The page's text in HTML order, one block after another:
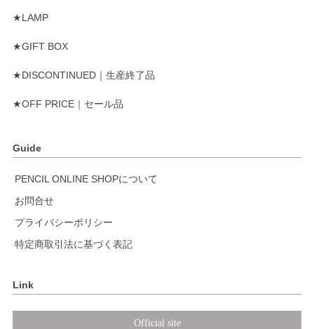
★LAMP
★GIFT BOX
★DISCONTINUED｜生産終了品
★OFF PRICE｜セール品
Guide
PENCIL ONLINE SHOPについて
お問合せ
プライバシーポリシー
特定商取引法に基づく表記
Link
Official site